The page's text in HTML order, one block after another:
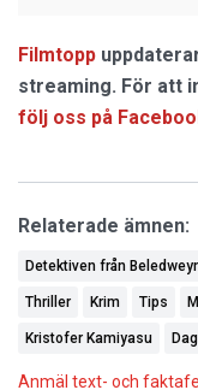
Filmtopp
streaming. För att
följ oss på
Relaterade ämnen:
Detektiven från
Thriller Krim Tips
Kristofer Kamiyasu
Anmäl text- och faktafel